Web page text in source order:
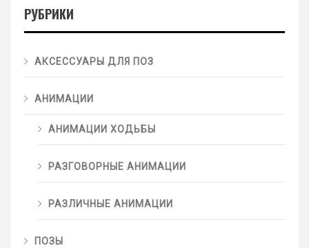
РУБРИКИ
АКСЕССУАРЫ ДЛЯ ПОЗ
АНИМАЦИИ
АНИМАЦИИ ХОДЬБЫ
РАЗГОВОРНЫЕ АНИМАЦИИ
РАЗЛИЧНЫЕ АНИМАЦИИ
ПОЗЫ